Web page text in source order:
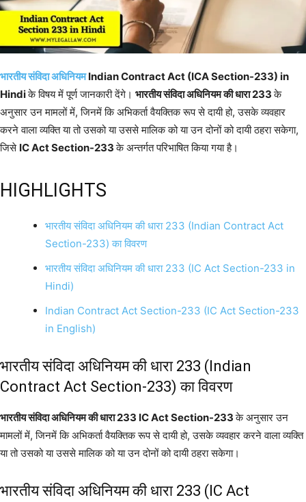
भारतीय संविदा अधिनियमIndian Contract Act (ICA Section-233) in
Hindiके विषय में पूर्ण जानकारी देंगे। भारतीय संविदा अधिनियम की धारा 233के
अनुसार उन मामलों में, जिनमें कि अभिकर्ता वैयक्तिक रूप से दायी हो, उसके व्यवहार
करने वाला व्यक्ति या तो उसको या उससे मालिक को या उन दोनों को दायी ठहरा सकेगा,
जिसे IC Act Section-233के अन्तर्गत परिभाषित किया गया है।
HIGHLIGHTS
भारतीय संविदा अधिनियम की धारा 233 (Indian Contract Act
Section-233) का विवरण
भारतीय संविदा अधिनियम की धारा 233 (IC Act Section-233 in
Hindi)
Indian Contract Act Section-233 (IC Act Section-233
in English)
भारतीय संविदा अधिनियम की धारा 233 (Indian
Contract Act Section-233) का विवरण
भारतीय संविदा अधिनियम की धारा 233 IC Act Section-233के अनुसार उन
मामलों में, जिनमें कि अभिकर्ता वैयक्तिक रूप से दायी हो, उसके व्यवहार करने वाला व्यक्ति
या तो उसको या उससे मालिक को या उन दोनों को दायी ठहरा सकेगा।
भारतीय संविदा अधिनियम की धारा 233 (IC Act